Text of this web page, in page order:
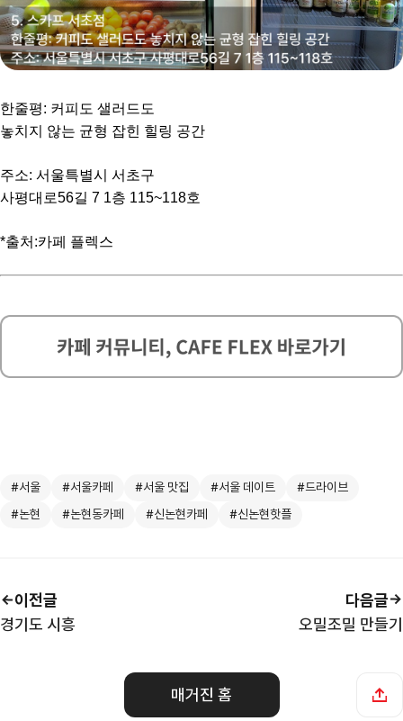
한줄평: 커피도 샐러드도
놓치지 않는 균형 잡힌 힐링 공간
주소: 서울특별시 서초구
사평대로56길 7 1층 115~118호
*출처:카페 플렉스
#서울 #서울카페 #서울 맛집 #서울 데이트
#드라이브
#논현
#논현동카페 #신논현카페 #신논현핫플
이전글
경기도 시흥
오밀조밀 만들기
다음글
매거진 홈